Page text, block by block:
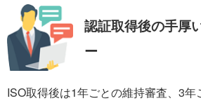
認証取得後の手厚
ー
ISO取得後は1年ごとの維持審査、3